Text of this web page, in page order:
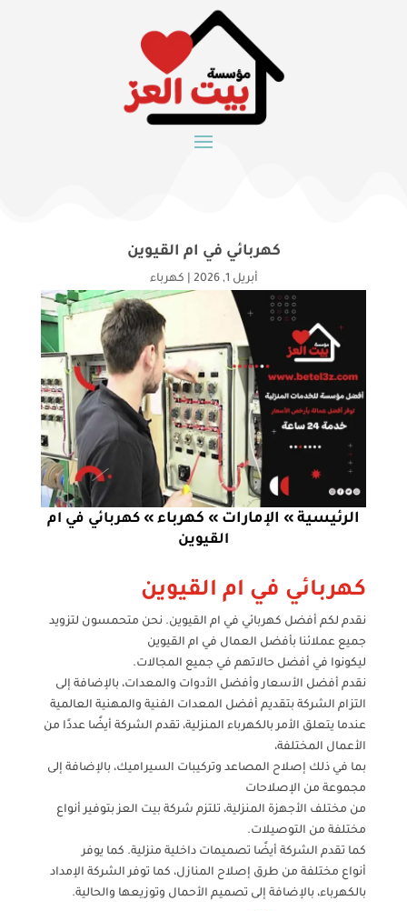
كهربائي في ام القيوين
أبريل 1, 2026 كهرباء
الرئيسية » الإمارات » كهرباء » كهربائي في ام
القيوين
كهربائي في ام القيوين
نقدم لكم أفضل كهربائي في ام القيوين. نحن متحمسون لتزويد
جميع عملائنا بأفضل العمال في ام القيوين
ليكونوا في أفضل حالاتهم في جميع المجالات.
نقدم أفضل الأسعار وأفضل الأدوات والمعدات، بالإضافة إلى
التزام الشركة بتقديم أفضل المعدات الفنية والمهنية العالمية
عندما يتعلق الأمر بالكهرباء المنزلية، تقدم الشركة أيضًا عددًا من
الأعمال المختلفة،
بما في ذلك إصلاح المصاعد وتركيبات السيراميك، بالإضافة إلى
مجموعة من الإصلاحات
من مختلف الأجهزة المنزلية، تلتزم شركة بيت العز بتوفير أنواع
مختلفة من التوصيلات.
كما تقدم الشركة أيضًا تصميمات داخلية منزلية. كما يوفر
أنواع مختلفة من طرق إصلاح المنازل، كما توفر الشركة الإمداد
بالكهرباء، بالإضافة إلى تصميم الأحمال وتوزيعها والحالية.